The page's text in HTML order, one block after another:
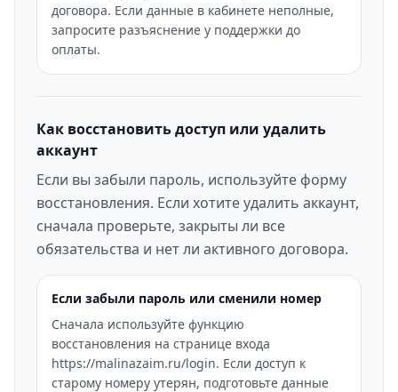
договора. Если данные в кабинете неполные,
запросите разъяснение у поддержки до
оплаты.
Как восстановить доступ или удалить
аккаунт
Если вы забыли пароль, используйте форму
восстановления. Если хотите удалить аккаунт,
сначала проверьте, закрыты ли все
обязательства и нет ли активного договора.
Если забыли пароль или сменили номер
Сначала используйте функцию
восстановления на странице входа
https://malinazaim.ru/login. Если доступ к
старому номеру утерян, подготовьте данные